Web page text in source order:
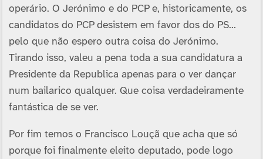
operário. O Jerónimo e do PCP e, historicamente, os
candidatos do PCP desistem em favor dos do PS…
pelo que não espero outra coisa do Jerónimo.
Tirando isso, valeu a pena toda a sua candidatura a
Presidente da Republica apenas para o ver dançar
num bailarico qualquer. Que coisa verdadeiramente
fantástica de se ver.
Por fim temos o Francisco Louçã que acha que só
porque foi finalmente eleito deputado, pode logo